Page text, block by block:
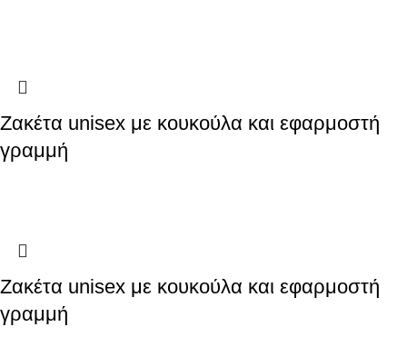
Ζακέτα unisex με κουκούλα και εφαρμοστή
γραμμή
Ζακέτα unisex με κουκούλα και εφαρμοστή
γραμμή